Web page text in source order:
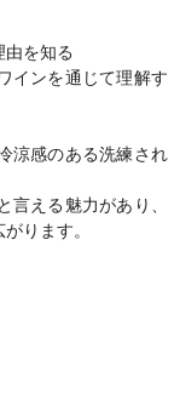
由を知る
インを通じて理解す
涼感のある洗練され
言える魅力があり、
ります。